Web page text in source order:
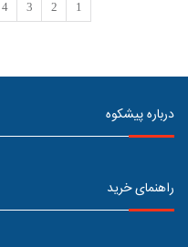
1
2
3
4
درباره پیشکوه
راهنمای خرید